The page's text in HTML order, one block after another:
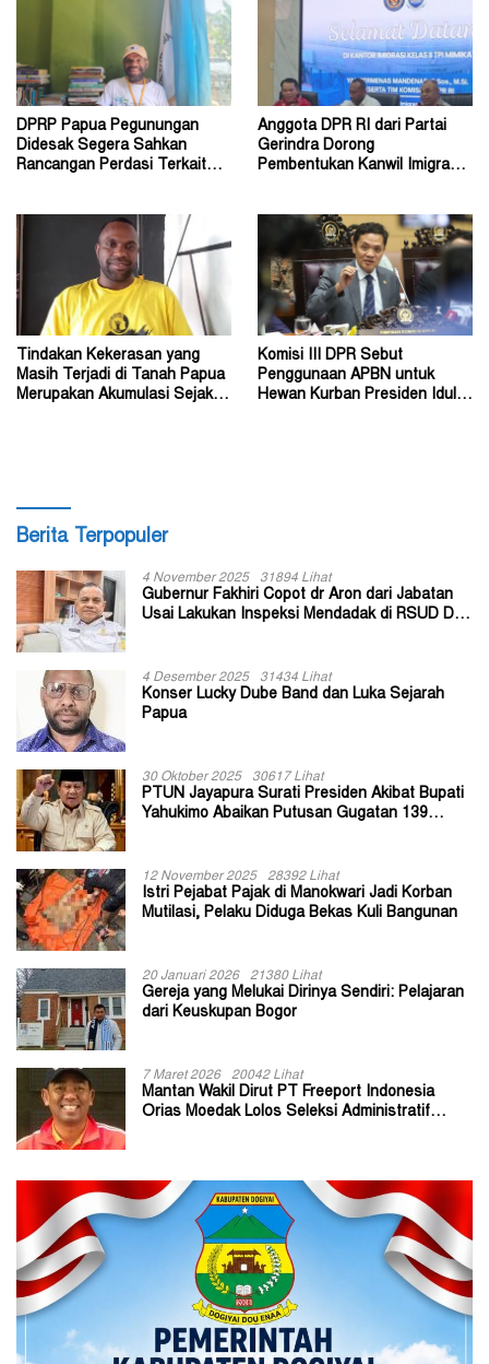
DPRP Papua Pegunungan
Didesak Segera Sahkan
Rancangan Perdasi Terkait
Anggota DPR RI dari Partai
Gerindra Dorong
Pembentukan Kanwil Imigrasi
Tindakan Kekerasan yang
Masih Terjadi di Tanah Papua
Merupakan Akumulasi Sejak
Komisi III DPR Sebut
Penggunaan APBN untuk
Hewan Kurban Presiden Idul
Berita Terpopuler
4 November 2025 31894 Lihat
Gubernur Fakhiri Copot dr Aron dari Jabatan
Usai Lakukan Inspeksi Mendadak di RSUD Dok
4 Desember 2025 31434 Lihat
Konser Lucky Dube Band dan Luka Sejarah
Papua
30 Oktober 2025 30617 Lihat
PTUN Jayapura Surati Presiden Akibat Bupati
Yahukimo Abaikan Putusan Gugatan 139
12 November 2025 28392 Lihat
Istri Pejabat Pajak di Manokwari Jadi Korban
Mutilasi, Pelaku Diduga Bekas Kuli Bangunan
20 Januari 2026 21380 Lihat
Gereja yang Melukai Dirinya Sendiri: Pelajaran
dari Keuskupan Bogor
7 Maret 2026 20042 Lihat
Mantan Wakil Dirut PT Freeport Indonesia
Orias Moedak Lolos Seleksi Administratif